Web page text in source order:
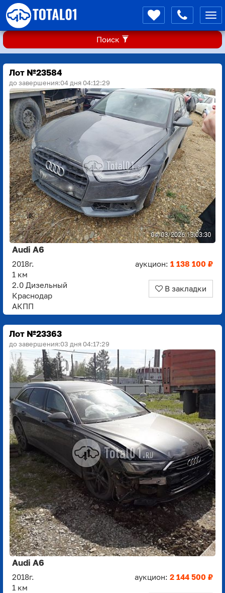
Поиск
Лот №23584
до завершения:04 дня 04:12:28
Audi A6
2018г.
1 км
2.0 Дизельный
Краснодар
АКПП
аукцион: 1 138 100 ₽
В закладки
Лот №23363
до завершения:03 дня 04:17:28
Audi A6
2018г.
1 км
аукцион: 2 144 500 ₽